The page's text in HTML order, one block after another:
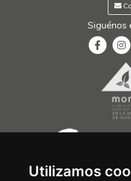
Utilizamos
Siguénos